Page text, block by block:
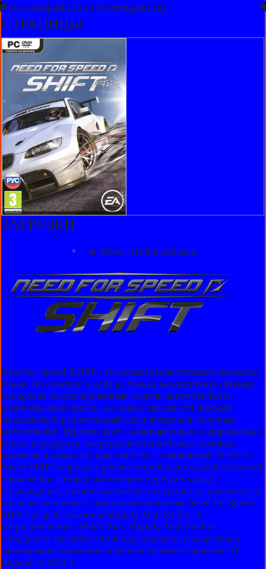
www.southpark123.ru (torrentgame.ru)
◤ ◥
СТРАНИЦЫ
ЗАГРУЗКИ
🔥 Жми, чтобы забрать
Need for Speed SHIFT - это новый реалистичный симулятор
гонок. Он сочетает в себе не только реалистичную физику,
прекрасно смоделированные модели автомобилей и
разнообразные трассы, но также предлагает игрокам
максимально реалистичный опыт вождения гоночных
автомобилей. Игроков ждет захватывающая и напряженная
гонка: перегрузки, сверхреалистичный вид с позиции
водителя и новая жесткая система столкновений. Need for
Speed SHIFT порадует реалистичной и доступной системой
управления, которая достоверно передает каждое
повреждение, каждое изменение поверхности трассы и все
нюансы сцепления с дорожным полотном. Need for Speed
SHIFT разрабатывается Slightly Mad Studios в
сотрудничестве с Black Box. Slightly Mad Studios
объединяет разработчиков и дизайнеров, создававших
завоевавшие признание критиков игровые проекты GT
Legends и GTR 2.